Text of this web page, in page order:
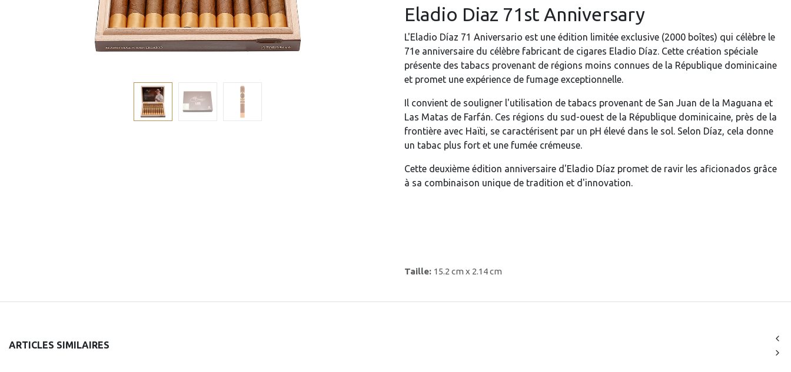
Eladio Diaz 71st Anniversary
L'Eladio Díaz 71 Aniversario est une édition limitée exclusive (2000 boîtes) qui célèbre le
71e anniversaire du célèbre fabricant de cigares Eladio Díaz. Cette création spéciale
présente des tabacs provenant de régions moins connues de la République dominicaine
et promet une expérience de fumage exceptionnelle.
Il convient de souligner l'utilisation de tabacs provenant de San Juan de la Maguana et
Las Matas de Farfán. Ces régions du sud-ouest de la République dominicaine, près de la
frontière avec Haïti, se caractérisent par un pH élevé dans le sol. Selon Díaz, cela donne
un tabac plus fort et une fumée crémeuse.
Cette deuxième édition anniversaire d'Eladio Díaz promet de ravir les aficionados grâce
à sa combinaison unique de tradition et d'innovation.
Taille: 15.2 cm x 2.14 cm
ARTICLES SIMILAIRES